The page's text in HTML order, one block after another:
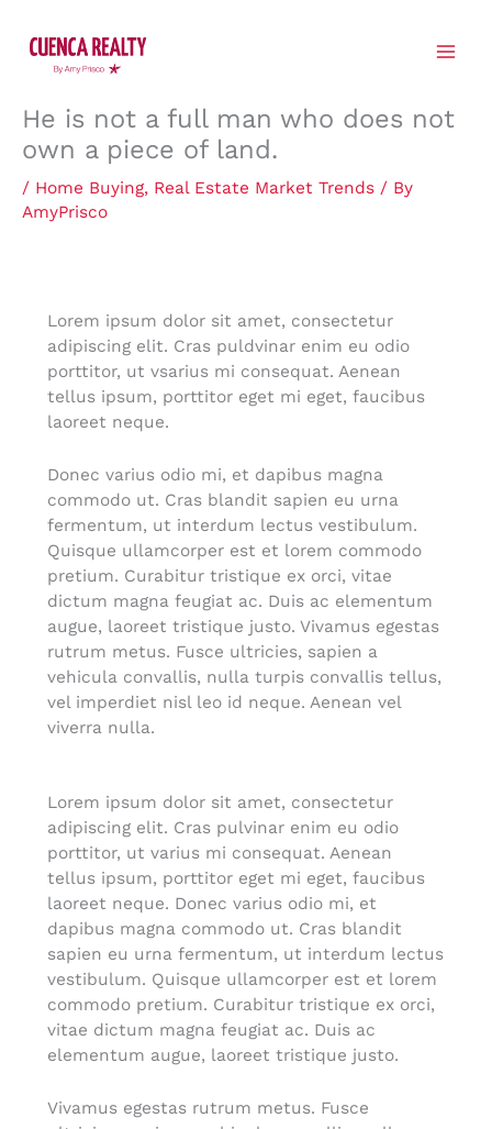
content
He is not a full man who does not
own a piece of land.
/ Home Buying, Real Estate Market Trends / By
AmyPrisco
Lorem ipsum dolor sit amet, consectetur
adipiscing elit. Cras puldvinar enim eu odio
porttitor, ut vsarius mi consequat. Aenean
tellus ipsum, porttitor eget mi eget, faucibus
laoreet neque.
Donec varius odio mi, et dapibus magna
commodo ut. Cras blandit sapien eu urna
fermentum, ut interdum lectus vestibulum.
Quisque ullamcorper est et lorem commodo
pretium. Curabitur tristique ex orci, vitae
dictum magna feugiat ac. Duis ac elementum
augue, laoreet tristique justo. Vivamus egestas
rutrum metus. Fusce ultricies, sapien a
vehicula convallis, nulla turpis convallis tellus,
vel imperdiet nisl leo id neque. Aenean vel
viverra nulla.
Lorem ipsum dolor sit amet, consectetur
adipiscing elit. Cras pulvinar enim eu odio
porttitor, ut varius mi consequat. Aenean
tellus ipsum, porttitor eget mi eget, faucibus
laoreet neque. Donec varius odio mi, et
dapibus magna commodo ut. Cras blandit
sapien eu urna fermentum, ut interdum lectus
vestibulum. Quisque ullamcorper est et lorem
commodo pretium. Curabitur tristique ex orci,
vitae dictum magna feugiat ac. Duis ac
elementum augue, laoreet tristique justo.
Vivamus egestas rutrum metus. Fusce